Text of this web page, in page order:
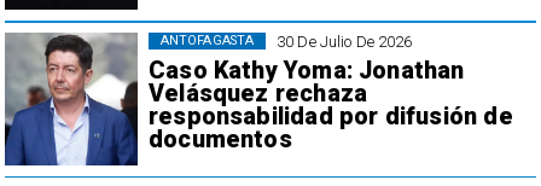
30 De Julio De 2026
Caso Kathy Yoma: Jonathan
Velásquez rechaza
responsabilidad por difusión de
documentos
ANTOFAGASTA